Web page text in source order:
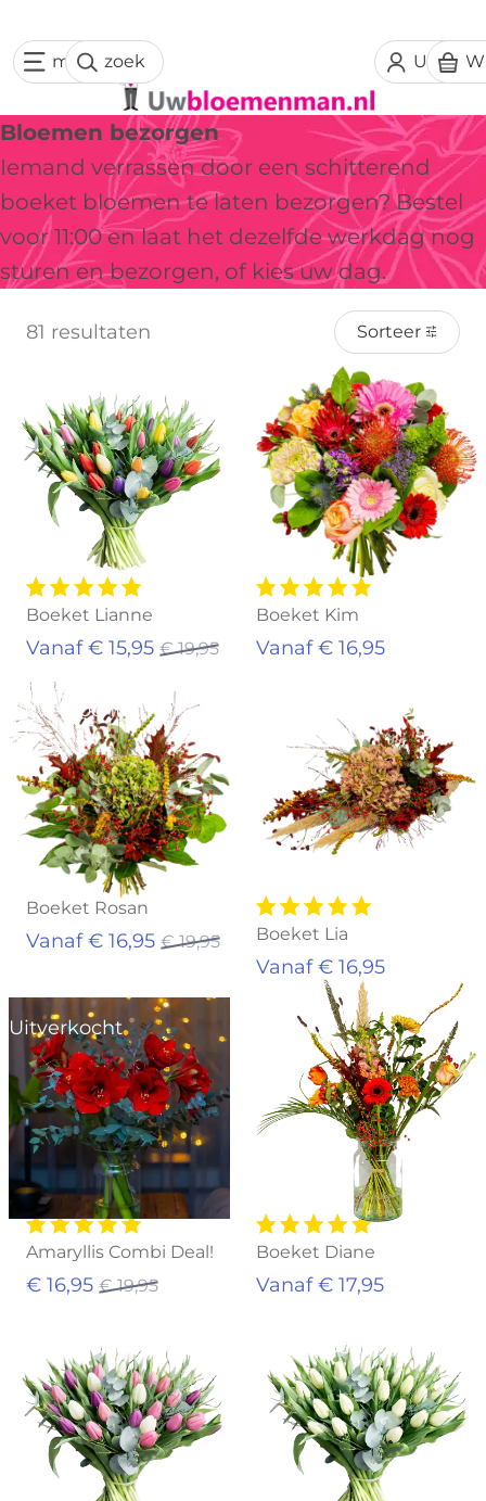
Uw
menuzoek
Bloemen bezorgen
Iemand verrassen door een schitterend
boeket bloemen te laten bezorgen? Bestel
voor 11:00 en laat het dezelfde werkdag nog
sturen en bezorgen, of kies uw dag.
81 resultaten Sorteer
Uitverkocht
Boeket Lianne
Vanaf € 15,95 € 19,95
Boeket Kim
Vanaf € 16,95
Uitverkocht
Boeket Rosan
Vanaf € 16,95 € 19,95 Boeket Lia
Vanaf € 16,95
Uitverkocht
Amaryllis Combi Deal!
€ 16,95 € 19,95
Boeket Diane
Vanaf € 17,95
Uitverkocht Uitverkocht